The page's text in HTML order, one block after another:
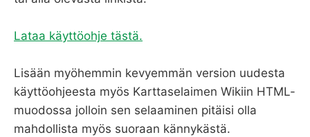
Lataa käyttöohje tästä.
Lisään myöhemmin kevyemmän version uudesta
käyttöohjeesta myös Karttaselaimen Wikiin HTML-
muodossa jolloin sen selaaminen pitäisi olla
mahdollista myös suoraan kännykästä.